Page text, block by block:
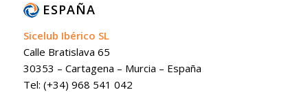
ESPAÑA
Sicelub Ibérico SL
Calle Bratislava 65
30353 – Cartagena – Murcia – España
Tel: (+34) 968 541 042